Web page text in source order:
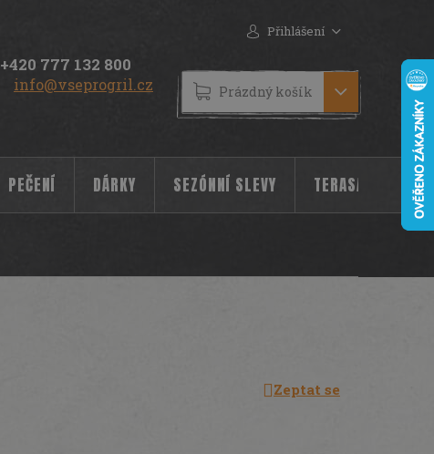
+420 777 132 800
info@vseprogril.cz
Přihlášení
NÁKUPNÍ
KOŠÍK
Prázdný košík
PEČENÍ DÁRKY SEZÓNNÍ SLEVY TERASA
Zeptat se